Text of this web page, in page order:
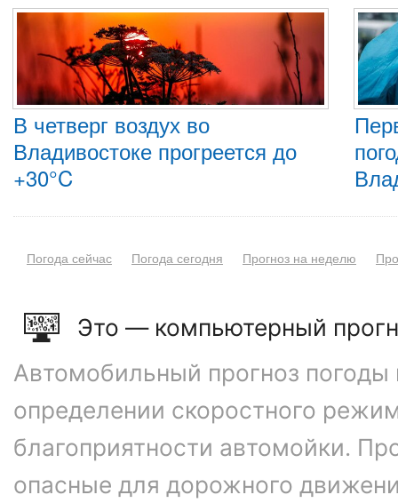
В четверг воздух во
Владивостоке прогреется до
+30°C
Погода сейчас Погода сегодня Прогноз на неделю
Это — компьютерный
Автомобильный прогноз погоды
определении скоростного
благоприятности автомойки.
опасные для дорожного